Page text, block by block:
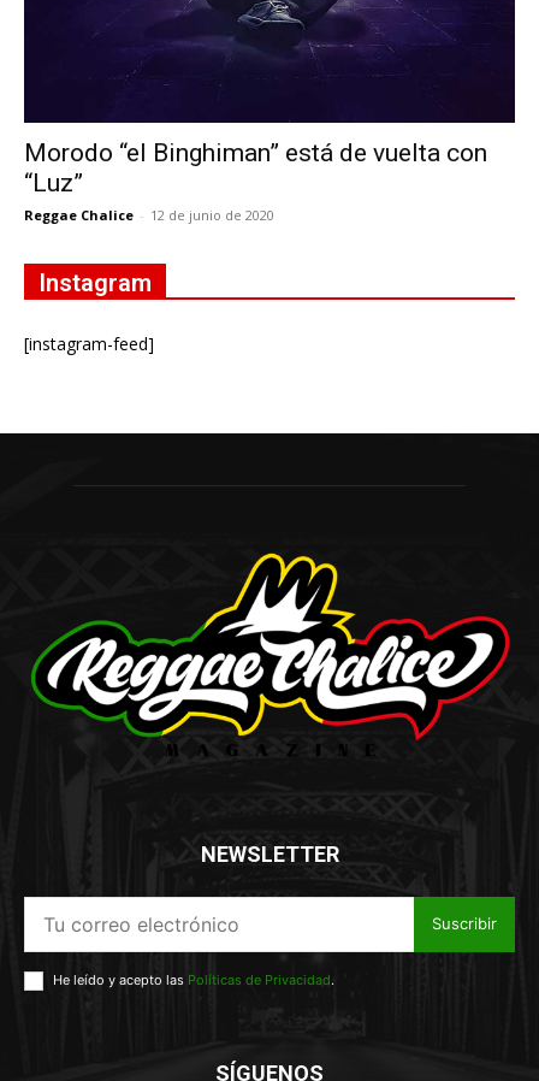
Morodo “el Binghiman” está de vuelta con
“Luz”
Reggae Chalice - 12 de junio de 2020
Instagram
[instagram-feed]
NEWSLETTER
Suscribir
He leído y acepto las Políticas de Privacidad.
SÍGUENOS